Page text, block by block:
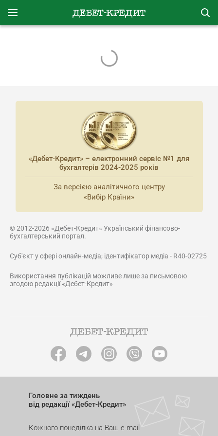
«Дебет-Кредит» – електронний сервіс №1 для
бухгалтерів 2024-2025 років
За версією аналітичного центру
«Вибір Країни»
© 2012-2026 «Дебет-Кредит» Український фінансово-
бухгалтерський портал.
Суб'єкт у сфері онлайн-медіа; ідентифікатор медіа - R40-02725
Використання публікацій можливе лише за письмовою
згодою редакції «Дебет-Кредит»
Головне за тиждень
від редакції «Дебет-Кредит»
Кожного понеділка на Ваш e-mail